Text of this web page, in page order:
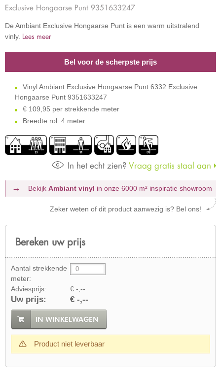
Exclusive Hongaarse Punt 9351633247
De Ambiant Exclusive Hongaarse Punt is een warm uitstralend
vinly. Lees meer
Bel voor de scherpste prijs
Vinyl Ambiant Exclusive Hongaarse Punt 6332 Exclusive
Hongaarse Punt 9351633247
€ 109,95 per strekkende meter
Breedte rol: 4 meter
In het echt zien? Vraag gratis staal aan
Bekijk Ambiant vinyl in onze 6000 m² inspiratie showroom
Zeker weten of dit product aanwezig is? Bel ons!
Bereken uw prijs
Aantal strekkende
meter:
Adviesprijs:
€ -,--
Uw prijs: € -,--
IN WINKELWAGEN
Product niet leverbaar